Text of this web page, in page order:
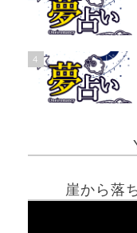
4
崖から落